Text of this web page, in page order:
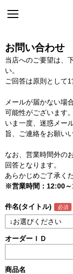
お問い合わせ
当店へのご要望は、
い。
ご回答は原則として
メールが届かない場
可能性がございます。
いま一度、迷惑メー
旨、ご連絡をお願い
なお、営業時間外の
回答となります。
あらかじめご了承く
※営業時間：12:00
件名(タイトル)
オーダーＩＤ
商品名